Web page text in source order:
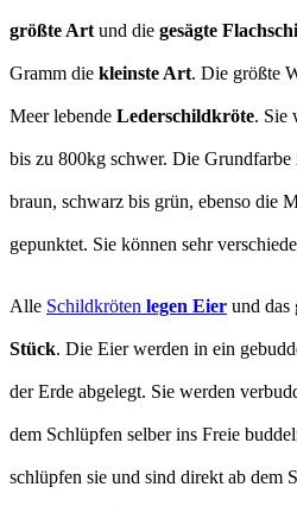
größte Artund die gesägte
Gramm die kleinste Art. Die größte
Meer lebende Lederschildkröte. Sie
bis zu 800kg schwer. Die
braun, schwarz bis grün, ebenso die
gepunktet. Sie können sehr
Alle Schildkröten legen Eier und das
Stück. Die Eier werden in ein
der Erde abgelegt. Sie werden
dem Schlüpfen selber ins Freie
schlüpfen sie und sind direkt ab dem